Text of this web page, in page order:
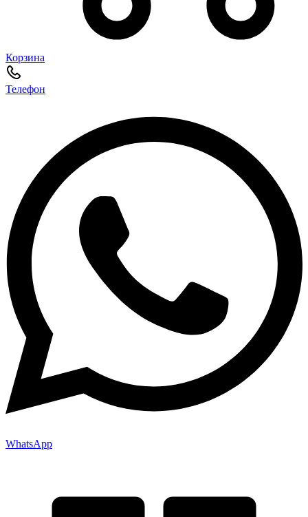
Корзина
Телефон
WhatsApp